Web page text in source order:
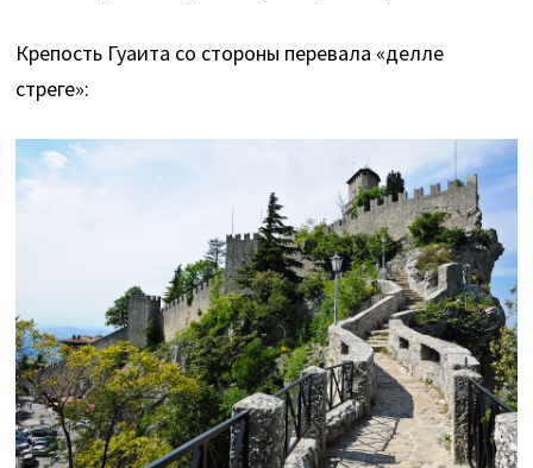
Крепость Гуаита со стороны перевала «делле
стреге»: